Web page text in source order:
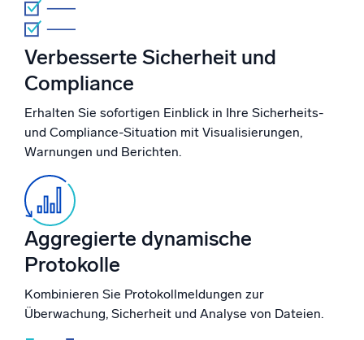
Protokollanalyse
Leistungsstarke Integrationen
Zertifizierungen
Verbesserte Sicherheit und
Compliance
Erhalten Sie sofortigen Einblick in Ihre Sicherheits-
und Compliance-Situation mit Visualisierungen,
Warnungen und Berichten.
Aggregierte dynamische
Protokolle
Kombinieren Sie Protokollmeldungen zur
Überwachung, Sicherheit und Analyse von Dateien.